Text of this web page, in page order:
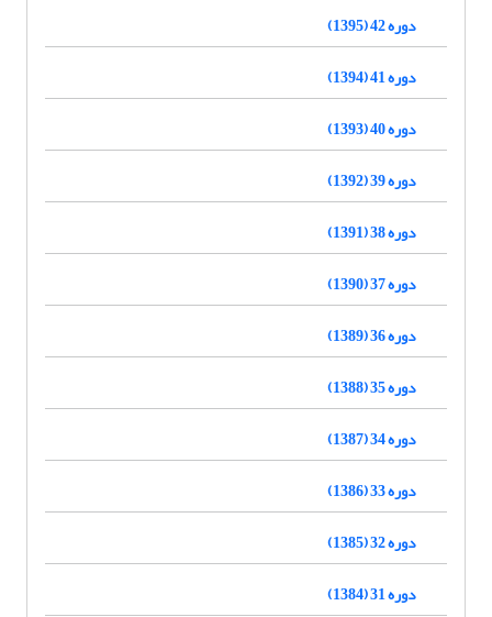
دوره 42 (1395)
دوره 41 (1394)
دوره 40 (1393)
دوره 39 (1392)
دوره 38 (1391)
دوره 37 (1390)
دوره 36 (1389)
دوره 35 (1388)
دوره 34 (1387)
دوره 33 (1386)
دوره 32 (1385)
دوره 31 (1384)